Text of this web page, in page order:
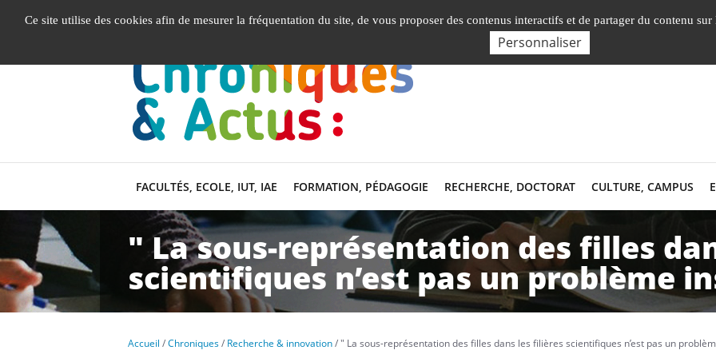
Nos Facultés, Instituts, Ecoles
FACULTÉS, ECOLE, IUT, IAE FORMATION, PÉDAGOGIE RECHERCHE, DOCTORAT CULTURE, CAMPUS
" La sous-représentation des filles
scientifiques n’est pas un problème
Accueil Chroniques Recherche & innovation " La sous-représentation des filles dans les filières scientifiques n’est pas un
Ce site utilise des cookies afin de mesurer la fréquentation du site, de vous proposer des contenus interactifs et de partager du contenu sur
Personnaliser